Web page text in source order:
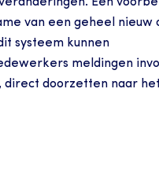
van een geheel nieuw
systeem kunnen
meldingen
direct doorzetten naar het